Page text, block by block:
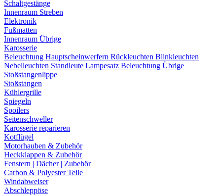
Schaltgestänge
Innenraum Streben
Elektronik
Fußmatten
Innenraum Übrige
Karosserie
Beleuchtung Hauptscheinwerfern Rückleuchten Blinkleuchten
Nebelleuchten Standleute Lampesatz Beleuchtung Übrige
Stoßstangenlippe
Stoßstangen
Kühlergrille
Spiegeln
Spoilers
Seitenschweller
Karosserie reparieren
Kotflügel
Motorhauben & Zubehör
Heckklappen & Zubehör
Fenstern | Dächer | Zubehör
Carbon & Polyester Teile
Windabweiser
Abschleppöse